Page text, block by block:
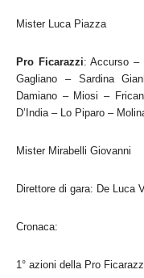
Mister Luca Piazza
Pro Ficarazzi: Accurso –
Gagliano – Sardina
Damiano – Miosi –
D’India – Lo Piparo –
Mister Mirabelli Giovanni
Direttore di gara: De Luca
Cronaca:
1° azioni della Pro